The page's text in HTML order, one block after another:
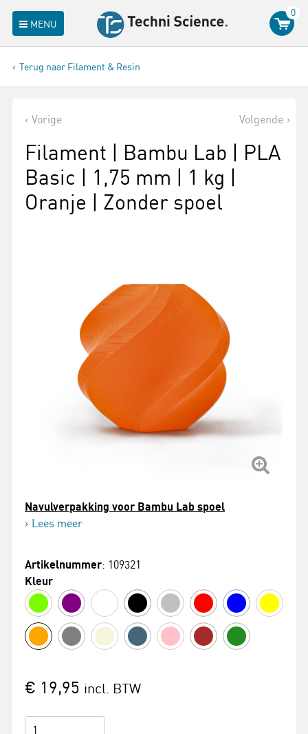
MENU
0
Terug naar Filament & Resin
Vorige Volgende
Filament | Bambu Lab | PLA
Basic | 1,75 mm | 1 kg |
Oranje | Zonder spoel
Navulverpakking voor Bambu Lab spoel
Lees meer
Artikelnummer: 109321
Kleur
€ 19,95 incl. BTW